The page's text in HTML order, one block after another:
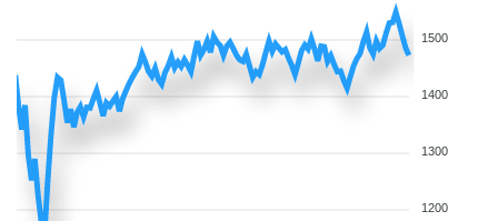
1500
1400
1300
1200